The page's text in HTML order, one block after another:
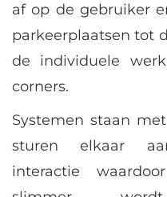
af op de gebruiker
parkeerplaatsen tot
de individuele
corners.
Systemen staan
sturen elkaar
interactie